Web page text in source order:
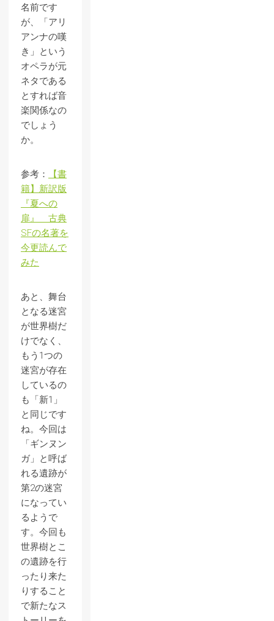
名前です
が、「アリ
アンナの嘆
き」という
オペラが元
ネタである
とすれば音
楽関係なの
でしょう
か。
参考：
【書
籍】新訳版
『夏への
扉』 古典
SFの名著を
今更読んで
みた
あと、舞台
となる迷宮
が世界樹だ
けでなく、
もう1つの
迷宮が存在
しているの
も「新1」
と同じです
ね。今回は
「ギンヌン
ガ」と呼ば
れる遺跡が
第2の迷宮
になってい
るようで
す。今回も
世界樹とこ
の遺跡を行
ったり来た
りすること
で新たなス